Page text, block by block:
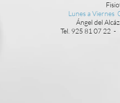
Lunes a Viernes
Ángel del
Tel. 925 81 07 22 -